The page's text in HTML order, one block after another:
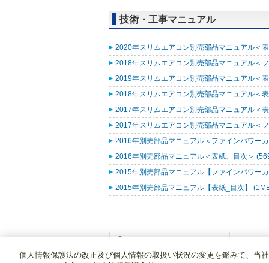
技術・工事マニュアル
2020年スリムエアコン別売部品マニュアル＜
2018年スリムエアコン別売部品マニュアル＜
2019年スリムエアコン別売部品マニュアル＜
2018年スリムエアコン別売部品マニュアル＜
2017年スリムエアコン別売部品マニュアル＜
2017年スリムエアコン別売部品マニュアル＜
2016年別売部品マニュアル＜ファインパワー
2016年別売部品マニュアル＜表紙、目次＞
2015年別売部品マニュアル【ファインパワー
2015年別売部品マニュアル【表紙_目次】
個人情報保護法の改正及び個人情報の取扱い状況の変更を鑑みて、当